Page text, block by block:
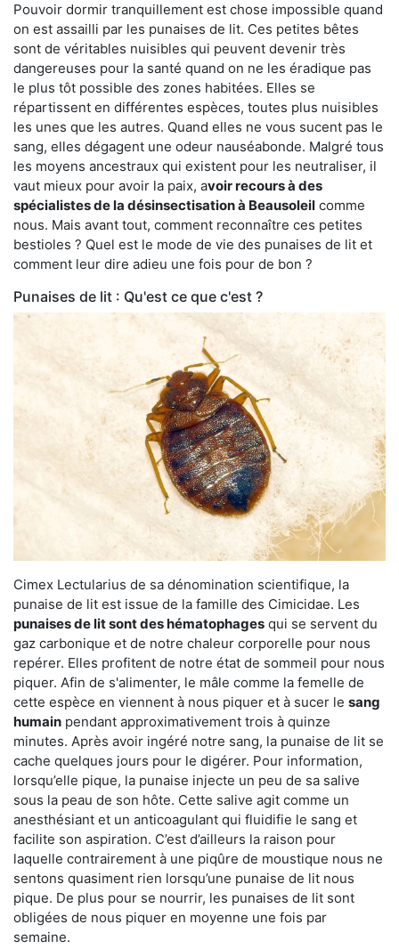
Pouvoir dormir tranquillement est chose impossible quand
on est assailli par les punaises de lit. Ces petites bêtes
sont de véritables nuisibles qui peuvent devenir très
dangereuses pour la santé quand on ne les éradique pas
le plus tôt possible des zones habitées. Elles se
répartissent en différentes espèces, toutes plus nuisibles
les unes que les autres. Quand elles ne vous sucent pas le
sang, elles dégagent une odeur nauséabonde. Malgré tous
les moyens ancestraux qui existent pour les neutraliser, il
vaut mieux pour avoir la paix, avoir recours à des
spécialistes de la désinsectisation à Beausoleil comme
nous. Mais avant tout, comment reconnaître ces petites
bestioles ? Quel est le mode de vie des punaises de lit et
comment leur dire adieu une fois pour de bon ?
Punaises de lit : Qu'est ce que c'est ?
Cimex Lectularius de sa dénomination scientifique, la
punaise de lit est issue de la famille des Cimicidae. Les
punaises de lit sont des hématophages qui se servent du
gaz carbonique et de notre chaleur corporelle pour nous
repérer. Elles profitent de notre état de sommeil pour nous
piquer. Afin de s'alimenter, le mâle comme la femelle de
cette espèce en viennent à nous piquer et à sucer le sang
humain pendant approximativement trois à quinze
minutes. Après avoir ingéré notre sang, la punaise de lit se
cache quelques jours pour le digérer. Pour information,
lorsqu’elle pique, la punaise injecte un peu de sa salive
sous la peau de son hôte. Cette salive agit comme un
anesthésiant et un anticoagulant qui fluidifie le sang et
facilite son aspiration. C’est d’ailleurs la raison pour
laquelle contrairement à une piqûre de moustique nous ne
sentons quasiment rien lorsqu’une punaise de lit nous
pique. De plus pour se nourrir, les punaises de lit sont
obligées de nous piquer en moyenne une fois par
semaine.